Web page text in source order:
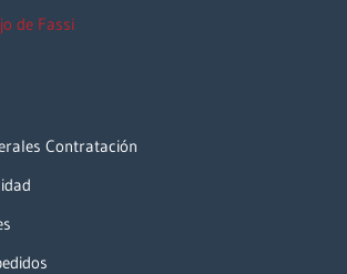
de Fassi
Contratación